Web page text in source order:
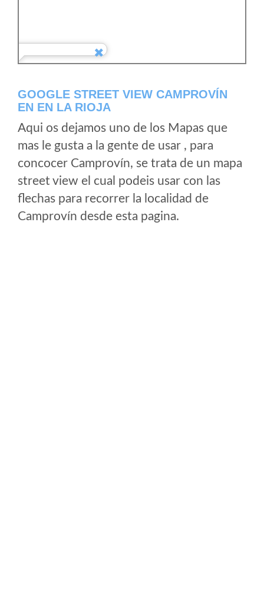
GOOGLE STREET VIEW CAMPROVÍN
EN EN LA RIOJA
Aqui os dejamos uno de los Mapas que
mas le gusta a la gente de usar , para
concocer Camprovín, se trata de un mapa
street view el cual podeis usar con las
flechas para recorrer la localidad de
Camprovín desde esta pagina.